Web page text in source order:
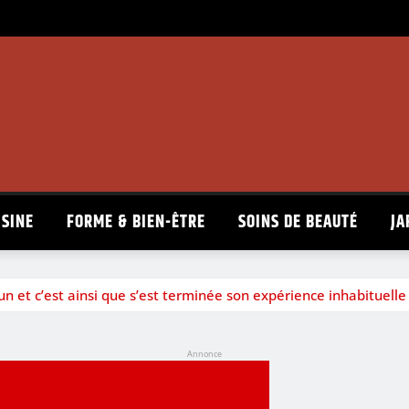
FORME & BIEN-ÊTRE SOINS DE BEAUTÉ
et c’est ainsi que s’est terminée son expérience inhabituelle
Annonce